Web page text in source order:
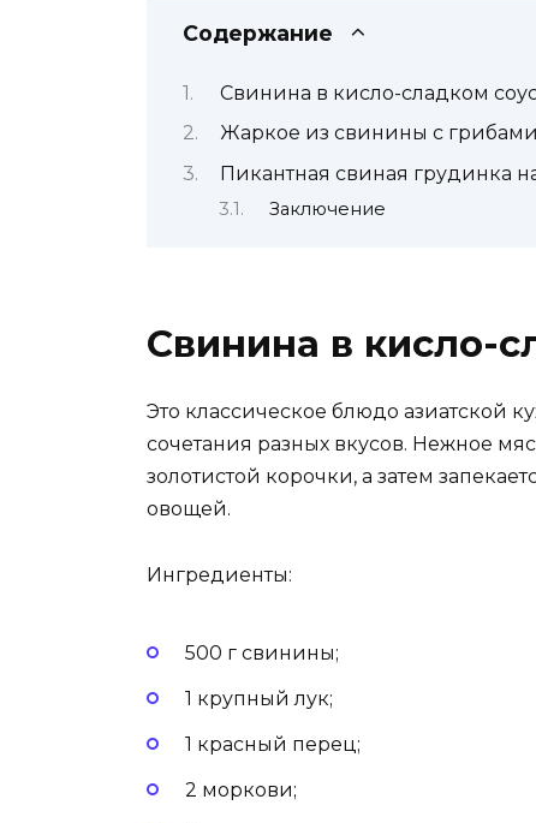
Содержание
Свинина в кисло-сладком
Жаркое из свинины с грибами
Пикантная свиная грудинка
Заключение
Свинина в кисло-
Это классическое блюдо азиатской
сочетания разных вкусов. Нежное
золотистой корочки, а затем
овощей.
Ингредиенты:
500 г свинины;
1 крупный лук;
1 красный перец;
2 моркови;